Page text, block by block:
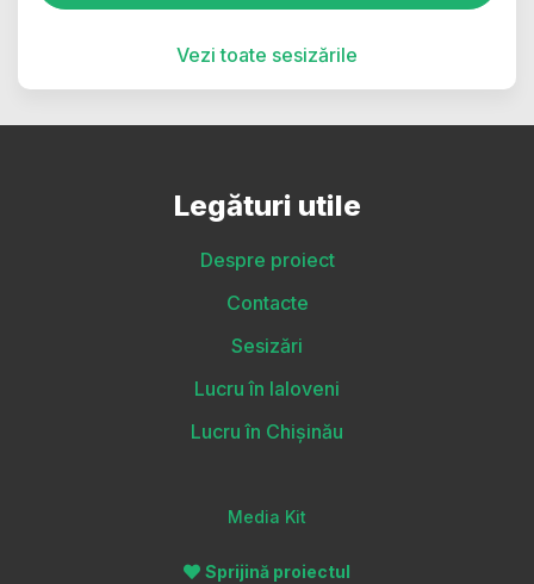
Vezi toate sesizările
Legături utile
Despre proiect
Contacte
Sesizări
Lucru în Ialoveni
Lucru în Chișinău
Media Kit
Sprijină proiectul